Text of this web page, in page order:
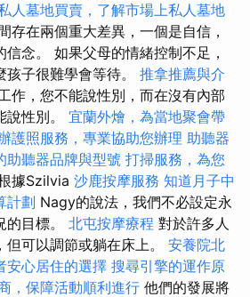
人墓地買賣，了解市場上私人墓地
存在兩個重大差異，一個是自信，
念。 如果父母的情緒控制不足，
子很難學會等待。 推拿推薦與介
作，您不能說性別，而在沒有內部
性別。 宜蘭外燴，為當地聚會帶
護照服務，專業協助您辦理 助聽器
助聽器品牌與型號 打掃服務，為您
據Szilvia 沙鹿按摩服務 知道月子中
計劃 Nagy的說法，我們不必設定永
目標。 北屯按摩療程 對於許多人
可以調節或躺在床上。 安養院北
安心居住的選擇 搜尋引擎的運作原
，保障活動順利進行 他們的發展將